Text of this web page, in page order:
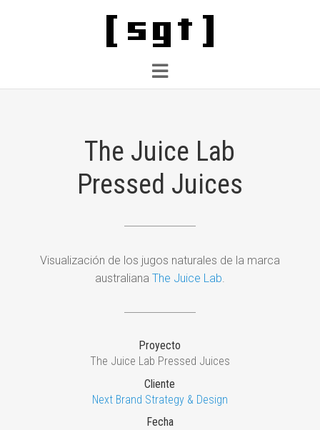
The Juice Lab
Pressed Juices
Visualización de los jugos naturales de la marca
australiana The Juice Lab.
Proyecto
The Juice Lab Pressed Juices
Cliente
Next Brand Strategy & Design
Fecha